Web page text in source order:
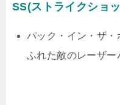
SS(ストライクショ
パック・イン・ザ・
ふれた敵のレーザー